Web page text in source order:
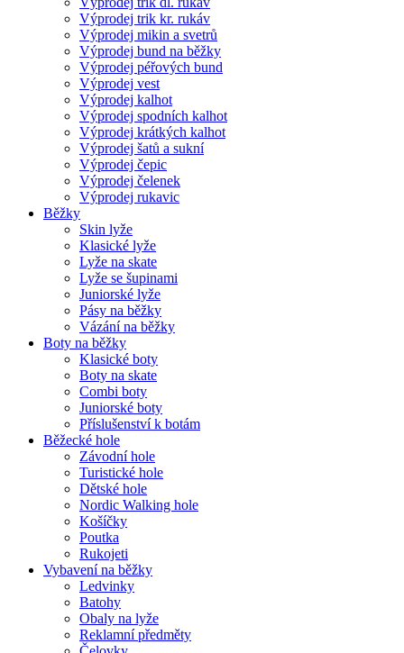
Výprodej trik kr. rukáv
Výprodej mikin a svetrů
Výprodej bund na běžky
Výprodej péřových bund
Výprodej vest
Výprodej kalhot
Výprodej spodních kalhot
Výprodej krátkých kalhot
Výprodej šatů a sukní
Výprodej čepic
Výprodej čelenek
Výprodej rukavic
Běžky
Skin lyže
Klasické lyže
Lyže na skate
Lyže se šupinami
Juniorské lyže
Pásy na běžky
Vázání na běžky
Boty na běžky
Klasické boty
Boty na skate
Combi boty
Juniorské boty
Příslušenství k botám
Běžecké hole
Závodní hole
Turistické hole
Dětské hole
Nordic Walking hole
Košíčky
Poutka
Rukojeti
Vybavení na běžky
Ledvinky
Batohy
Obaly na lyže
Reklamní předměty